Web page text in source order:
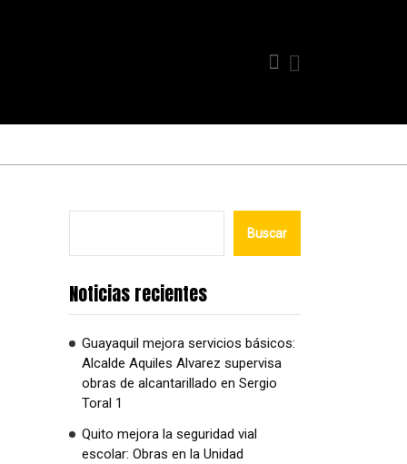
Buscar
Noticias recientes
Guayaquil mejora servicios básicos:
Alcalde Aquiles Alvarez supervisa
obras de alcantarillado en Sergio
Toral 1
Quito mejora la seguridad vial
escolar: Obras en la Unidad